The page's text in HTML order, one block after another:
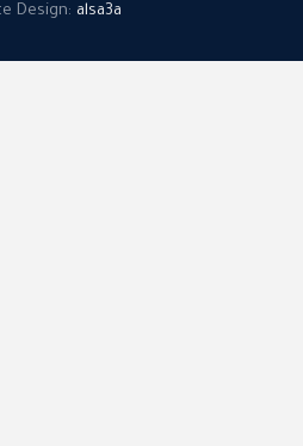
Design: alsa3a